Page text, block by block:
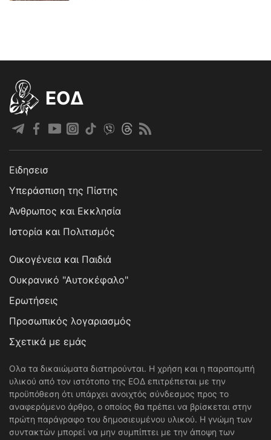
EOΔ
Ειδησεισ
Υπεράσπιση της Πίστης
Άνθρωπος και Εκκλησία
Ιστορία και Πολιτισμός
Οικογένεια και Παιδιά
Ουκρανικό "Αυτοκέφαλο"
Ερωτήσεις
Προσωπικός λογαριασμός
Σχετικά με εμάς
Ολα τα δικαιώματα διατηρούνται. Η χρήση και η παραπομπή
υλικού από τον ιστότοπο της ΕΟΔ επιτρέπεται με την
προϋπόθεση ότι υπάρχει ανοιχτός σύνδεσμος προς το
αναφερόμενο άρθρο, ο οποίος θα πρέπει να βρίσκεται στην
πρώτη παράγραφο του δημοσιευμένου υλικού. Η γνώμη των
συντακτών μπορεί να μην συμπίπτει με την άποψη των